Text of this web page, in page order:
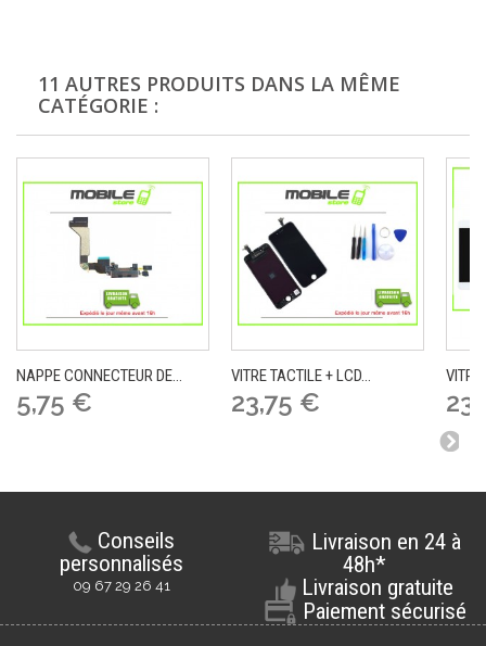
11 AUTRES PRODUITS DANS LA MÊME
CATÉGORIE :
NAPPE CONNECTEUR DE...
5,75 €
VITRE TACTILE + LCD...
23,75 €
Conseils
personnalisés
09 67 29 26 41
Livraison en 24 à
48h*
Livraison gratuite
Paiement sécurisé